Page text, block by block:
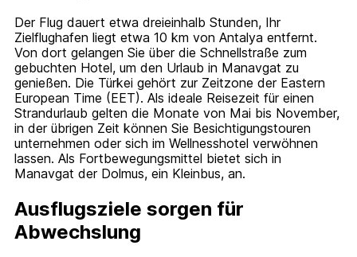
Der Flug dauert etwa dreieinhalb Stunden, Ihr
Zielflughafen liegt etwa 10 km von Antalya entfernt.
Von dort gelangen Sie über die Schnellstraße zum
gebuchten Hotel, um den Urlaub in Manavgat zu
genießen. Die Türkei gehört zur Zeitzone der Eastern
European Time (EET). Als ideale Reisezeit für einen
Strandurlaub gelten die Monate von Mai bis November,
in der übrigen Zeit können Sie Besichtigungstouren
unternehmen oder sich im Wellnesshotel verwöhnen
lassen. Als Fortbewegungsmittel bietet sich in
Manavgat der Dolmus, ein Kleinbus, an.
Ausflugsziele sorgen für
Abwechslung